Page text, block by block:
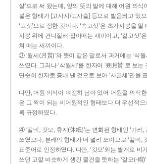
샅’으로 써 왔는데, 앞의 뜻의 말에 대해 어원 의식
붙은 형태가 [고사시/고사슬] 등으로 발음되고 있
‘고삿’으로 정한 것이다. ‘속고삿’은 초가지붕을 일
지붕 위에 건너질러 잡아매는 새끼이고, ‘겉고삿’
쳐 매는 새끼이다.
③ ‘월세(月貰)’와 뜻이 같은 말로서 과거에는 ‘삭월
쓰였다. 그러나 ‘삭월세’를 한자어 ‘朔月貰’로 보는
단순히 한자로 흉내 낸 것으로 보아 ‘사글세’만을
다만, 어원 의식이 여전히 남아 있어 어원을 의식
은 그 짝이 되는 비어원적인 형태보다 더 우선적
록 규정하였다.
④ ‘갈비, 갓모, 휴지(休紙)’는 변화된 형태인 ‘가리,
쓰였으나, 본래의 형태가 더 널리 쓰이므로 ‘갈비,
표준어로 인정하였다. 다만, ‘갓모’와는 별개로 비
쓰던 고깔 비슷하게 생긴 물건을 뜻하는 ‘갈모(-帽